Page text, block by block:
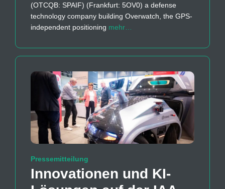
(OTCQB: SPAIF) (Frankfurt: 5OV0) a defense
technology company building Overwatch, the GPS-
independent positioning mehr…
Pressemitteilung
Innovationen und KI-